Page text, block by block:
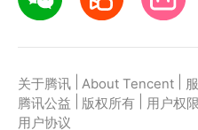
关于腾讯 About Tencent
腾讯公益
版权所有 用户权限
用户协议